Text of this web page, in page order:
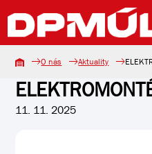
O nás Aktuality
11. 11. 2025